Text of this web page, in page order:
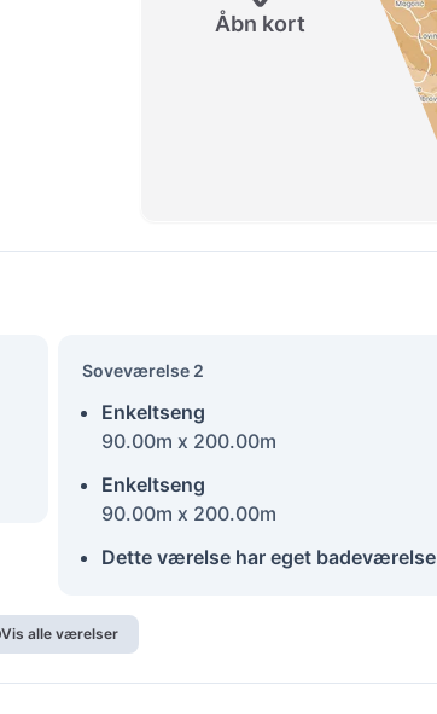
Åbn kort
Soveværelse 2
Enkeltseng
90.00m x 200.00m
Enkeltseng
90.00m x 200.00m
Dette værelse har eget badeværelse
Vis alle værelser